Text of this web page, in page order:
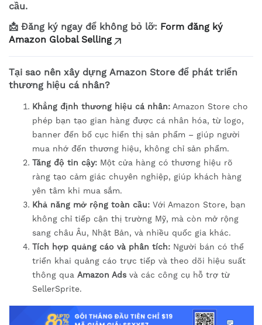
cầu.
📩 Đăng ký ngay để không bỏ lỡ: Form đăng ký
Amazon Global Selling
Tại sao nên xây dựng Amazon Store để phát triển
thương hiệu cá nhân?
Khẳng định thương hiệu cá nhân: Amazon Store cho
phép bạn tạo gian hàng được cá nhân hóa, từ logo,
banner đến bố cục hiển thị sản phẩm – giúp người
mua nhớ đến thương hiệu, không chỉ sản phẩm.
Tăng độ tin cậy: Một cửa hàng có thương hiệu rõ
ràng tạo cảm giác chuyên nghiệp, giúp khách hàng
yên tâm khi mua sắm.
Khả năng mở rộng toàn cầu: Với Amazon Store, bạn
không chỉ tiếp cận thị trường Mỹ, mà còn mở rộng
sang châu Âu, Nhật Bản, và nhiều quốc gia khác.
Tích hợp quảng cáo và phân tích: Người bán có thể
triển khai quảng cáo trực tiếp và theo dõi hiệu suất
thông qua Amazon Ads và các công cụ hỗ trợ từ
SellerSprite.